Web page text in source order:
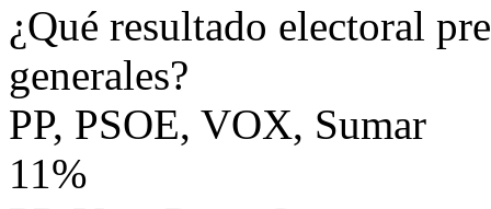
¿Qué resultado electoral
generales?
PP, PSOE, VOX, Sumar
11%